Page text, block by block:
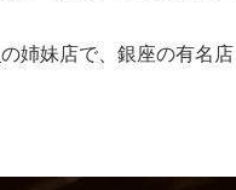
の姉妹店で、銀座の有名